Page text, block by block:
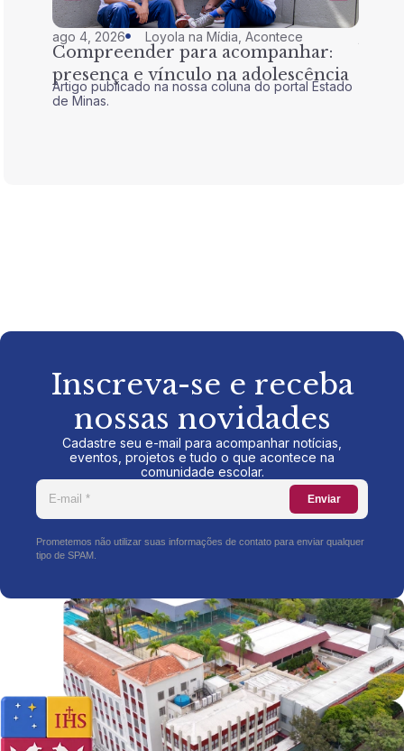
ago 4, 2026 Loyola na Mídia ,Acontece
Compreender para acompanhar:
presença e vínculo na adolescência
Artigo publicado na nossa coluna do portal Estado
de Minas.
Inscreva-se e receba
nossas novidades
Cadastre seu e-mail para acompanhar notícias,
eventos, projetos e tudo o que acontece na
comunidade escolar.
Enviar
Prometemos não utilizar suas informações de contato para enviar qualquer
tipo de SPAM.